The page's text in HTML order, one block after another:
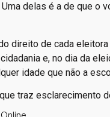
delas é a de que o
direito de cada
e, no dia da
idade que não a
traz esclarecimento